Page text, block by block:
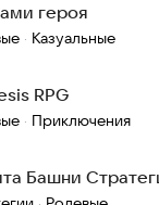
героя
· Казуальные
RPG
· Приключения
Башни